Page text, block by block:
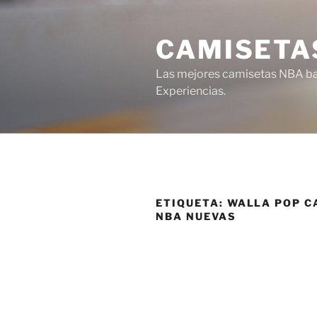
Saltar
Las mejores camisetas NBA
Experiencias.
ETIQUETA: WALLA POP
NBA NUEVAS